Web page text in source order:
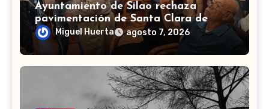
Ayuntamiento de Silao rechaza
pavimentación de Santa Clara de
MarinesMiguel Huerta agosto 7, 2026